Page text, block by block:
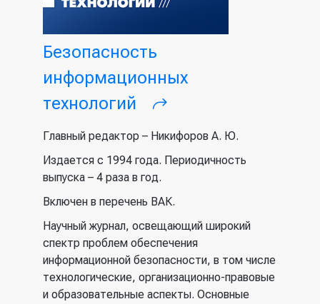
Безопасность
информационных
технологий
(внешняя
ссылка)
Главный редактор – Никифоров А. Ю.
Издается с 1994 года. Периодичность
выпуска – 4 раза в год.
Включен в перечень ВАК.
Научный журнал, освещающий широкий
спектр проблем обеспечения
информационной безопасности, в том числе
технологические, организационно-правовые
и образовательные аспекты. Основные